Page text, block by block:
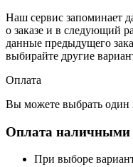
Наш сервис запоминает
о заказе и в следующий
данные предыдущего
выбирайте другие
Оплата
Вы можете выбрать один
Оплата наличными
При выборе